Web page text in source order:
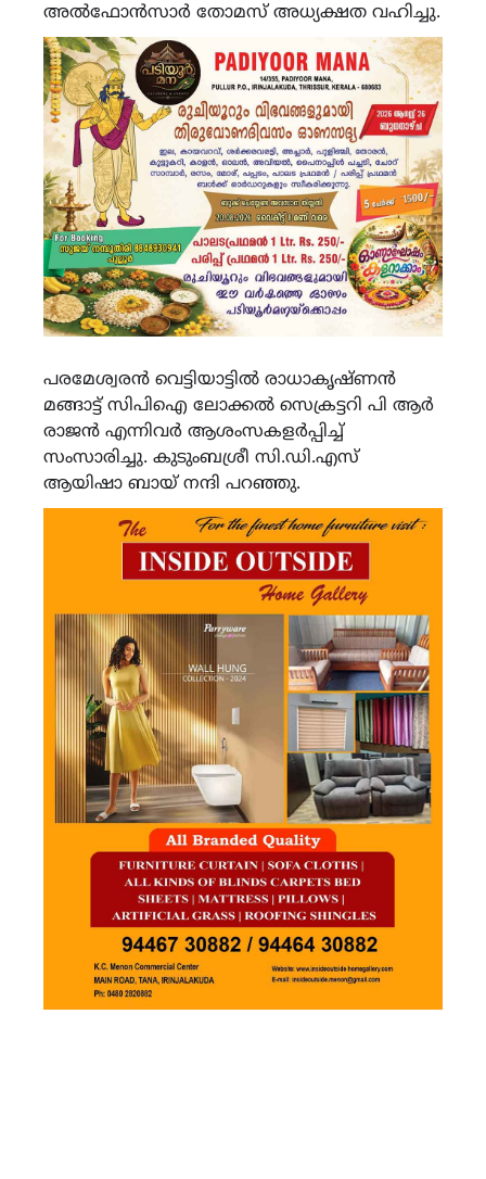
അൽഫോൻസാർ തോമസ് അധ്യക്ഷത വഹിച്ചു.
പരമേശ്വരൻ വെട്ടിയാട്ടിൽ രാധാകൃഷ്ണൻ
മങ്ങാട്ട് സിപിഐ ലോക്കൽ സെക്രട്ടറി പി ആർ
രാജൻ എന്നിവർ ആശംസകളർപ്പിച്ച്
സംസാരിച്ചു. കുടുംബശ്രീ സി.ഡി.എസ്
ആയിഷാ ബായ് നന്ദി പറഞ്ഞു.